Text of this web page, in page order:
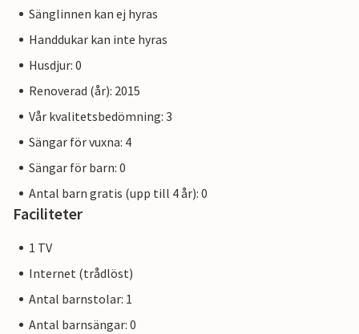
Sänglinnen kan ej hyras
Handdukar kan inte hyras
Husdjur: 0
Renoverad (år): 2015
Vår kvalitetsbedömning: 3
Sängar för vuxna: 4
Sängar för barn: 0
Antal barn gratis (upp till 4 år): 0
Faciliteter
1 TV
Internet (trådlöst)
Antal barnstolar: 1
Antal barnsängar: 0